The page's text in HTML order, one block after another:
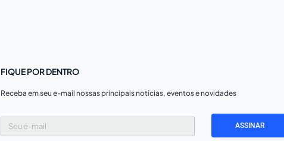
FIQUE POR DENTRO
Receba em seu e-mail nossas principais notícias, eventos e novidades
Seu
ASSINAR